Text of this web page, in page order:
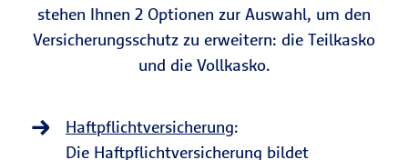
stehen Ihnen 2 Optionen zur Auswahl, um den
Versicherungsschutz zu erweitern: die Teilkasko
und die Vollkasko.
Haftpflichtversicherung:
Die Haftpflichtversicherung bildet